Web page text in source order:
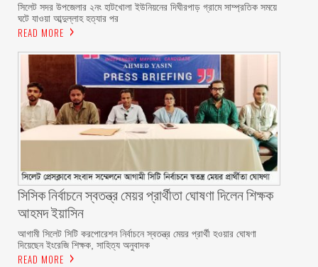
সিলেট সদর উপজেলার ২নং হাটখোলা ইউনিয়নের দিঘীরপাড় গ্রামে সাম্প্রতিক সময়ে
ঘটে যাওয়া আব্দুল্লাহ হত্যার পর
READ MORE
সিসিক নির্বাচনে স্বতন্ত্র মেয়র প্রার্থীতা ঘোষণা দিলেন শিক্ষক
আহমদ ইয়াসিন
আগামী সিলেট সিটি করপোরেশন নির্বাচনে স্বতন্ত্র মেয়র প্রার্থী হওয়ার ঘোষণা
দিয়েছেন ইংরেজি শিক্ষক, সাহিত্য অনুবাদক
READ MORE